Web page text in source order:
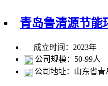
青岛鲁清源节能
成立时间：2023年
公司规模：50-99人
公司地址：山东省